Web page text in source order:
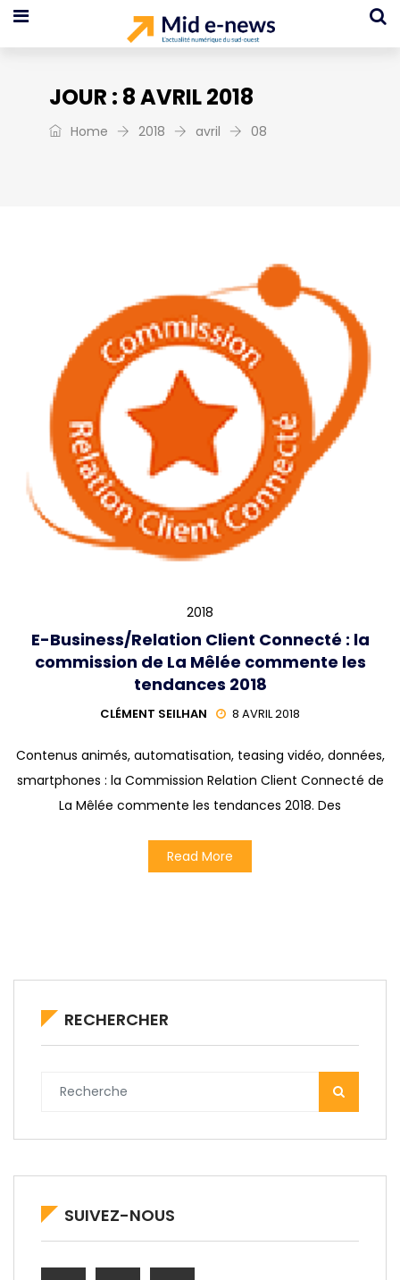
JOUR : 8 AVRIL 2018
Home 2018 avril 08
2018
E-Business/Relation Client Connecté : la
commission de La Mêlée commente les
tendances 2018
CLÉMENT SEILHAN 8 AVRIL 2018
Contenus animés, automatisation, teasing vidéo, données,
smartphones : la Commission Relation Client Connecté de
La Mêlée commente les tendances 2018. Des
Read More
RECHERCHER
SUIVEZ-NOUS